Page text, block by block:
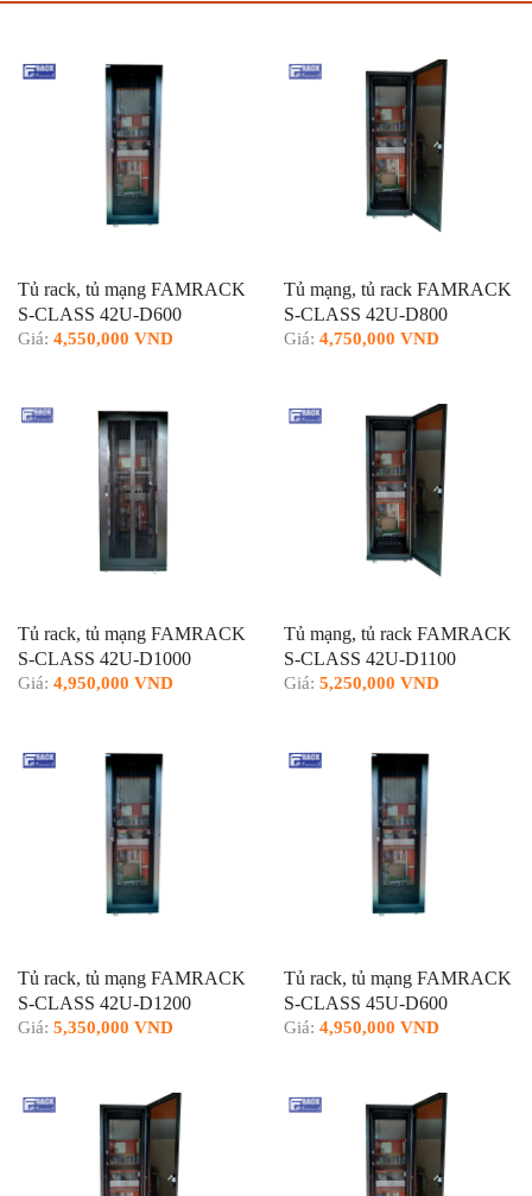
Tủ rack, tủ mạng FAMRACK
S-CLASS 42U-D600
Giá: 4,550,000 VND
Tủ mạng, tủ rack FAMRACK
S-CLASS 42U-D800
Giá: 4,750,000 VND
Tủ rack, tủ mạng FAMRACK
S-CLASS 42U-D1000
Giá: 4,950,000 VND
Tủ mạng, tủ rack FAMRACK
S-CLASS 42U-D1100
Giá: 5,250,000 VND
Tủ rack, tủ mạng FAMRACK
S-CLASS 42U-D1200
Giá: 5,350,000 VND
Tủ rack, tủ mạng FAMRACK
S-CLASS 45U-D600
Giá: 4,950,000 VND